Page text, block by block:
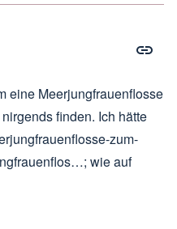
eine Meerjungfrauenflosse
finden. Ich hätte
zum-
; wie auf